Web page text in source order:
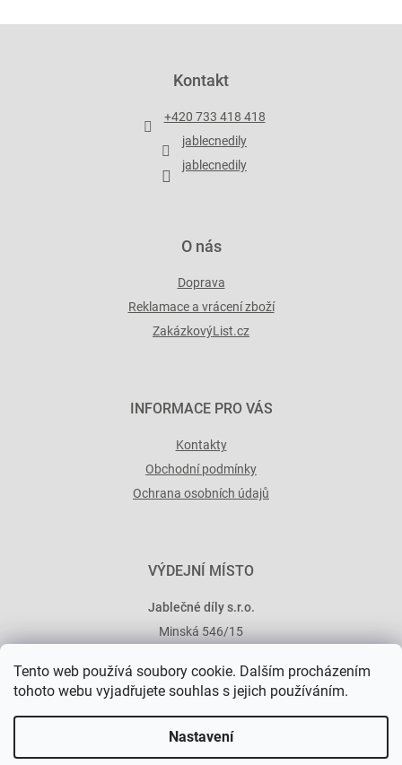
Tento web používá soubory cookie. Dalším procházením
tohoto webu vyjadřujete souhlas s jejich používáním.
Nastavení
Kontakt
+420 733 418 418
jablecnedily
jablecnedily
O nás
Doprava
Reklamace a vrácení zboží
ZakázkovýList.cz
INFORMACE PRO VÁS
Kontakty
Obchodní podmínky
Ochrana osobních údajů
VÝDEJNÍ MÍSTO
Jablečné díly s.r.o.
Minská 546/15
Vytvořil Shoptet Premium